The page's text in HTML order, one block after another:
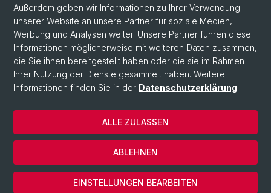
LinkedIn
Instagram
© Universität Basel
Datenschutzerklärung
Außerdem geben wir Informationen zu Ihrer Verwendung
unserer Website an unsere Partner für soziale Medien,
Werbung und Analysen weiter. Unsere Partner führen diese
Informationen möglicherweise mit weiteren Daten zusammen,
die Sie ihnen bereitgestellt haben oder die sie im Rahmen
Ihrer Nutzung der Dienste gesammelt haben. Weitere
Informationen finden Sie in der Datenschutzerklärung.
EINSTELLUNGEN BEARBEITEN
ABLEHNEN
ALLE ZULASSEN